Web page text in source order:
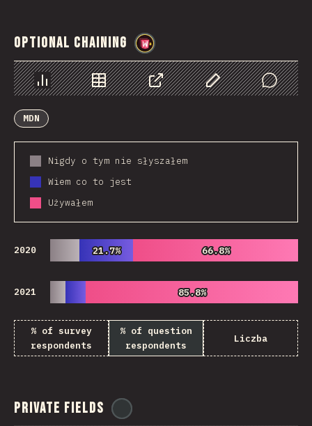
Optional Chaining
Chart Data Share Customize Data
Comments
MDN
Nigdy o tym nie słyszałem
Wiem co to jest
Używałem
2020 21.7%
21.7% 66.8%
66.8%
2021 85.8%
85.8%
% of survey
respondents
% of question
respondents
Liczba
Private Fields